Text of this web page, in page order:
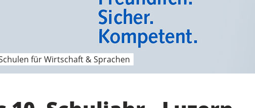
für Wirtschaft & Sprachen